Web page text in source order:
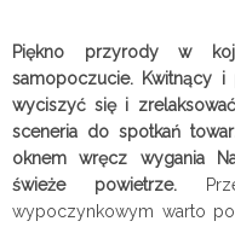
Piękno przyrody w
samopoczucie. Kwitnący
wyciszyć się i
sceneria do spotkań
oknem wręcz wygania
świeże powietrze.
wypoczynkowym warto